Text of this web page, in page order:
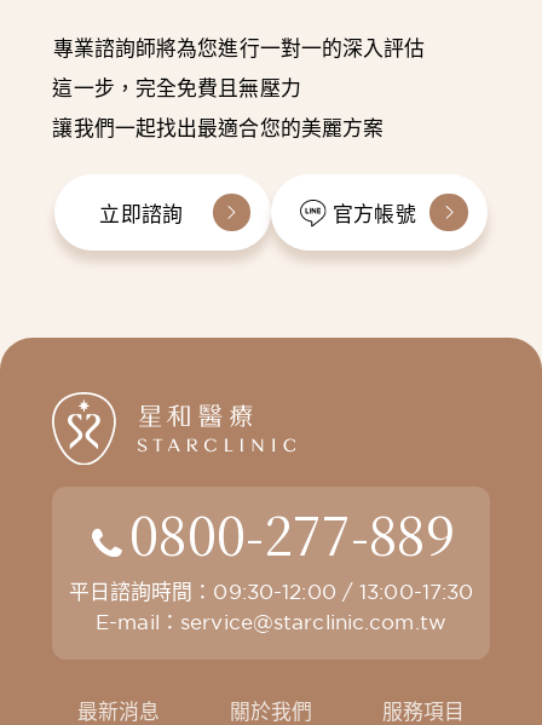
專業諮詢師將為您進行一對一的深入評估
這一步，完全免費且無壓力
讓我們一起找出最適合您的美麗方案
立即諮詢 官方帳號
0800-277-889
平日諮詢時間：09:30-12:00 / 13:00-17:30
E-mail： service@starclinic.com.tw
最新消息 關於我們 服務項目